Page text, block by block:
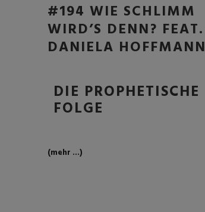
#194 WIE SCHLIMM
WIRD’S DENN? FEAT.
DANIELA HOFFMANN
DIE PROPHETISCHE
FOLGE
(mehr …)